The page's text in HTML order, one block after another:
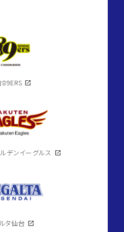
open_in_new
デンイーグルス open_in_new
タ仙台 open_in_new